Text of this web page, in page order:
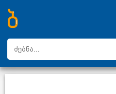
ახალი სიტყვები
ტოპ სიტყვები
დღის ტოპ სიტყვები
ტოპ მომხმარებლები